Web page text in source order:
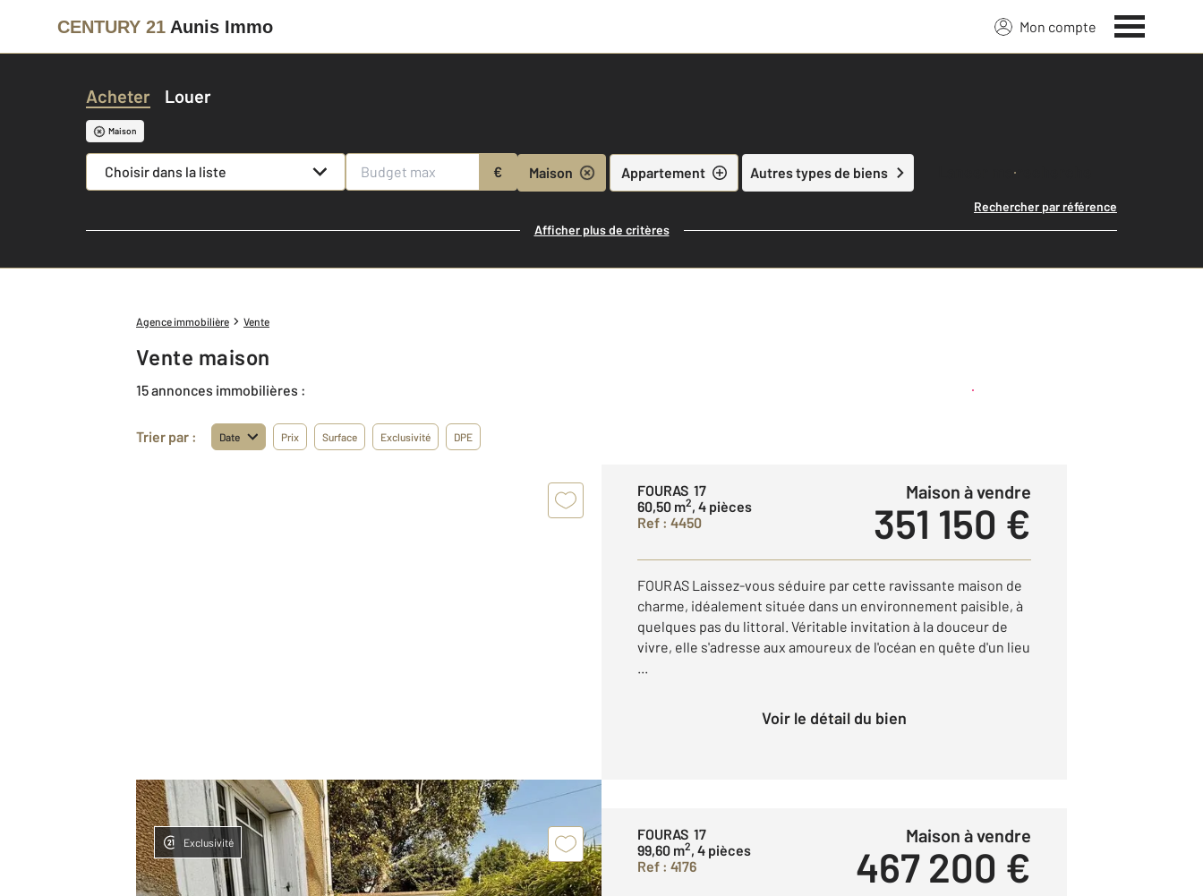
CENTURY 21 Aunis Immo Mon compte
Acheter Louer
Maison
Choisir dans la liste € Maison Appartement Autres types de biens Lancer ma recherche
Rechercher par référence
Afficher plus de critères
Agence immobilière Vente
Vente maison
15 annonces immobilières : Créer une alerte
Trier par : Date Prix Surface Exclusivité DPE
FOURAS 17
60,50 m2, 4 pièces
Ref : 4450
Maison à vendre
351 150 €
FOURAS Laissez-vous séduire par cette ravissante maison de
charme, idéalement située dans un environnement paisible, à
quelques pas du littoral. Véritable invitation à la douceur de
vivre, elle s'adresse aux amoureux de l'océan en quête d'un lieu
...
Voir le détail du bien
Exclusivité
FOURAS 17
99,60 m2, 4 pièces
Ref : 4176
Maison à vendre
467 200 €